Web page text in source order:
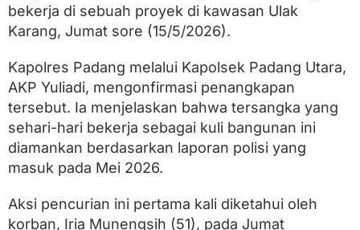
d
a
U
t
a
a
,
D
i
u
g
bekerja di sebuah proyek di kawasan Ulak
Karang, Jumat sore (15/5/2026).
Kapolres Padang melalui Kapolsek Padang Utara,
AKP Yuliadi, mengonfirmasi penangkapan
tersebut. Ia menjelaskan bahwa tersangka yang
sehari-hari bekerja sebagai kuli bangunan ini
diamankan berdasarkan laporan polisi yang
masuk pada Mei 2026.
Aksi pencurian ini pertama kali diketahui oleh
korban, Iria Munengsih (51), pada Jumat